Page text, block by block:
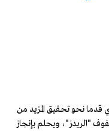
نحو تحقيق المزيد من
"الريدز"، ويحلم بإنجاز